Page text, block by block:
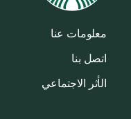
معلومات عنا
اتصل بنا
الأثر الاجتماعي